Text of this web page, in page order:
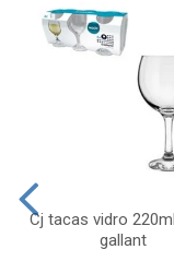
Cj tacas vidro
gallant